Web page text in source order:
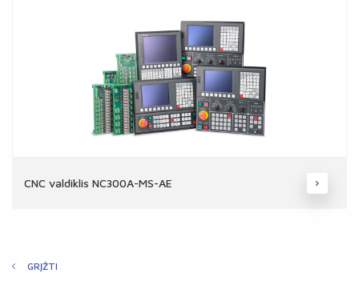
CNC valdiklis NC300A-MS-AE
GRĮŽTI